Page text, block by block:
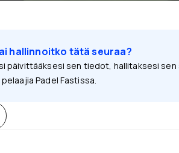
hallinnoitko tätä seuraa?
päivittääksesi sen tiedot, hallitaksesi sen
Padel Fastissa.